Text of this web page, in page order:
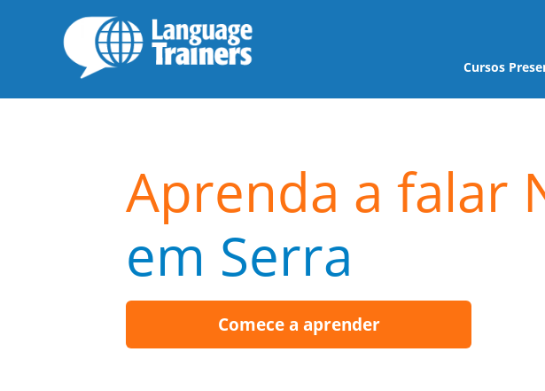
Cursos
Aprenda a falar
em Serra
Comece a aprender